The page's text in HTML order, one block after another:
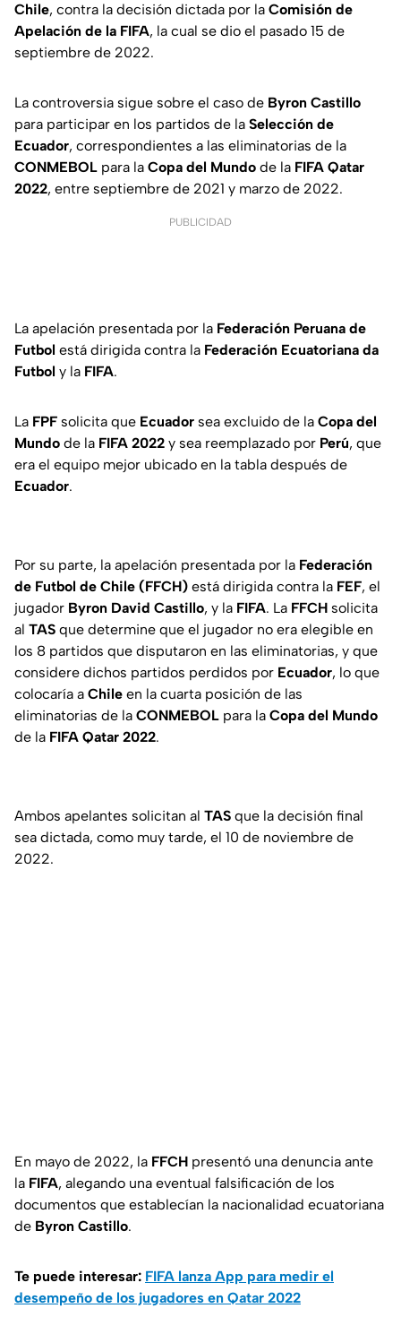
Chile, contra la decisión dictada por la Comisión de
Apelación de la FIFA, la cual se dio el pasado 15 de
septiembre de 2022.
La controversia sigue sobre el caso de Byron Castillo
para participar en los partidos de la Selección de
Ecuador, correspondientes a las eliminatorias de la
CONMEBOL para la Copa del Mundo de la FIFA Qatar
2022, entre septiembre de 2021 y marzo de 2022.
PUBLICIDAD
La apelación presentada por la Federación Peruana de
Futbol está dirigida contra la Federación Ecuatoriana da
Futbol y la FIFA.
La FPF solicita que Ecuador sea excluido de la Copa del
Mundo de la FIFA 2022 y sea reemplazado por Perú, que
era el equipo mejor ubicado en la tabla después de
Ecuador.
Por su parte, la apelación presentada por la Federación
de Futbol de Chile (FFCH) está dirigida contra la FEF, el
jugador Byron David Castillo, y la FIFA. La FFCH solicita
al TAS que determine que el jugador no era elegible en
los 8 partidos que disputaron en las eliminatorias, y que
considere dichos partidos perdidos por Ecuador, lo que
colocaría a Chile en la cuarta posición de las
eliminatorias de la CONMEBOL para la Copa del Mundo
de la FIFA Qatar 2022.
Ambos apelantes solicitan al TAS que la decisión final
sea dictada, como muy tarde, el 10 de noviembre de
2022.
En mayo de 2022, la FFCH presentó una denuncia ante
la FIFA, alegando una eventual falsificación de los
documentos que establecían la nacionalidad ecuatoriana
de Byron Castillo.
Te puede interesar: FIFA lanza App para medir el
desempeño de los jugadores en Qatar 2022